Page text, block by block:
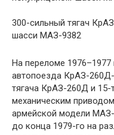
300-сильный тягач
шасси МАЗ-9382
На переломе
автопоезда КрАЗ-
тягача КрАЗ-260Д и 15-
механическим
армейской модели
до конца 1979-го на